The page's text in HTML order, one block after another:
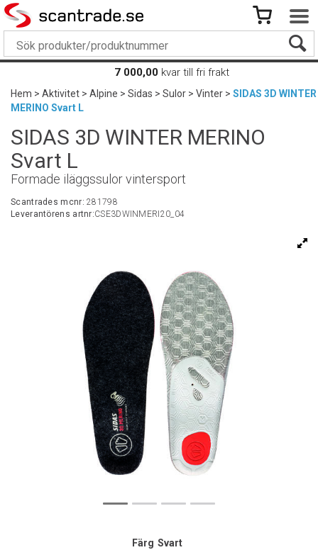
7 000,00 kvar till fri frakt
Hem>Aktivitet>Alpine>Sidas>Sulor>Vinter>SIDAS 3D WINTER
MERINO Svart L
SIDAS 3D WINTER MERINO
Svart L
Formade iläggssulor vintersport
Scantrades mcnr:281798
Leverantörens artnr:CSE3DWINMERI20_04
Färg Svart